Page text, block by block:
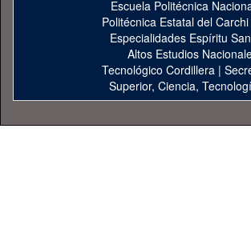
Escuela Politécnica
Politécnica Estatal del Carchi
Especialidades Espíritu
Altos Estudios
Tecnológico Cordillera |
Superior, Ciencia,